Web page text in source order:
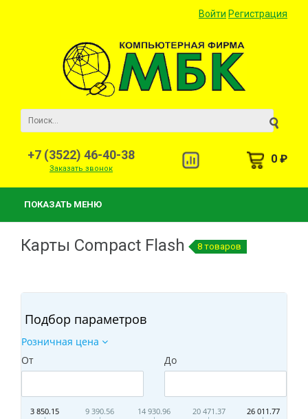
Войти Регистрация
+7 (3522) 46-40-38
Заказать звонок
0 ₽
ПОКАЗАТЬ МЕНЮ
Карты Compact Flash 8 товаров
Подбор параметров
Розничная цена
От
До
3 850.15 9 390.56 14 930.96 20 471.37 26 011.77